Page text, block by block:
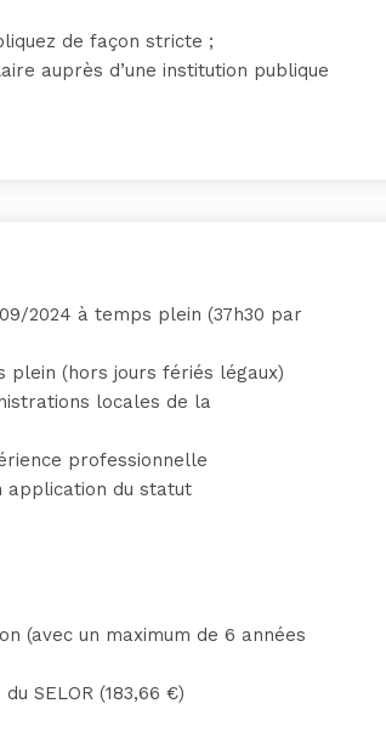
de façon stricte ;
auprès d’une institution publique
2024 à temps plein (37h30 par
plein (hors jours fériés légaux)
locales de la
professionnelle
application du statut
(avec un maximum de 6 années
SELOR (183,66 €)